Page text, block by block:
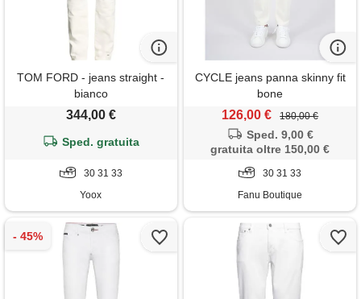
TOM FORD - jeans straight -
bianco
344,00 €
Sped. gratuita
30 31 33
Yoox
CYCLE jeans panna skinny fit
bone
126,00 € 180,00 €
Sped. 9,00 €
gratuita oltre 150,00 €
30 31 33
Fanu Boutique